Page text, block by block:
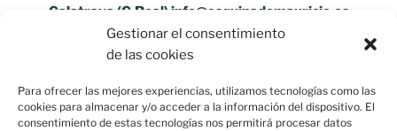
Gestionar el consentimiento
de las cookies
Para ofrecer las mejores experiencias, utilizamos tecnologías como las
cookies para almacenar y/o acceder a la información del dispositivo. El
consentimiento de estas tecnologías nos permitirá procesar datos
Calatrava (C.Real) info@esquinademauricio.es
«Aviso Legal»